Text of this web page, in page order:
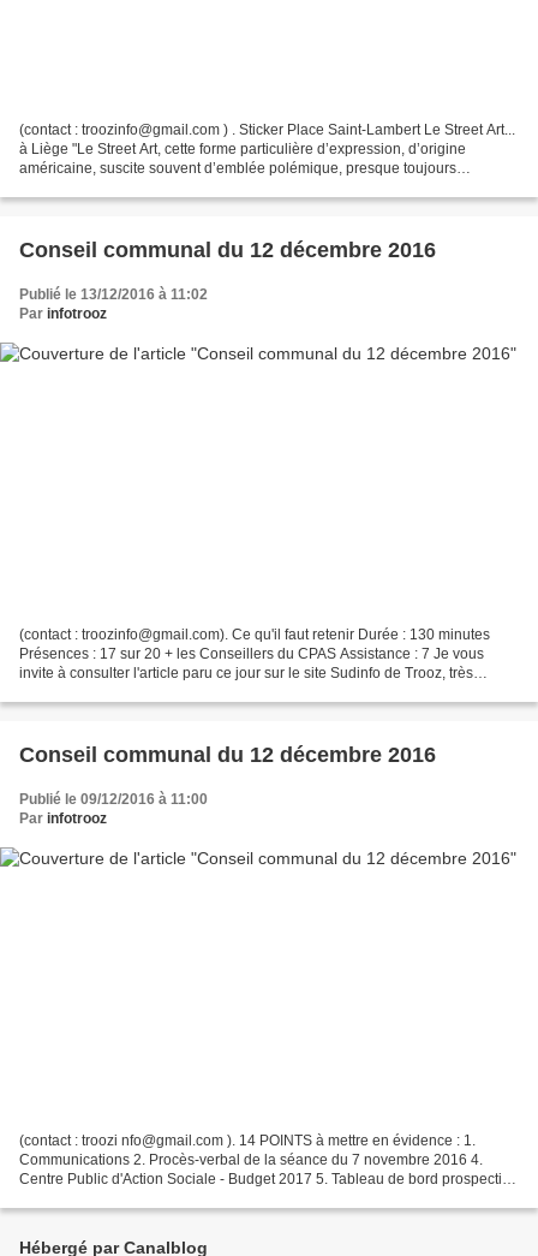
(contact : troozinfo@gmail.com ) . Sticker Place Saint-Lambert Le Street Art...
à Liège "Le Street Art, cette forme particulière d’expression, d’origine
américaine, suscite souvent d’emblée polémique, presque toujours
Conseil communal du 12 décembre 2016
Publié le 13/12/2016 à 11:02
Par infotrooz
(contact : troozinfo@gmail.com). Ce qu'il faut retenir Durée : 130 minutes
Présences : 17 sur 20 + les Conseillers du CPAS Assistance : 7 Je vous
invite à consulter l'article paru ce jour sur le site Sudinfo de Trooz, très
Conseil communal du 12 décembre 2016
Publié le 09/12/2016 à 11:00
Par infotrooz
(contact : troozi nfo@gmail.com ). 14 POINTS à mettre en évidence : 1.
Communications 2. Procès-verbal de la séance du 7 novembre 2016 4.
Centre Public d'Action Sociale - Budget 2017 5. Tableau de bord prospectif
Hébergé par Canalblog